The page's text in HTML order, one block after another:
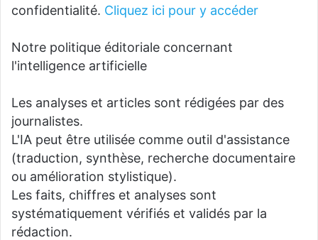
confidentialité. Cliquez ici pour y accéder
Notre politique éditoriale concernant
l'intelligence artificielle
Les analyses et articles sont rédigées par des
journalistes.
L'IA peut être utilisée comme outil d'assistance
(traduction, synthèse, recherche documentaire
ou amélioration stylistique).
Les faits, chiffres et analyses sont
systématiquement vérifiés et validés par la
rédaction.